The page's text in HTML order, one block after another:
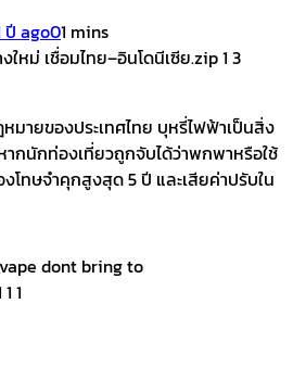
ปี ago01 mins
มายของประเทศไทย บุหรี่ไฟฟ้าเป็นสิ่ง
กนักท่องเที่ยวถูกจับได้ว่าพกพาหรือใช้
โทษจำคุกสูงสุด 5 ปี และเสียค่าปรับใน